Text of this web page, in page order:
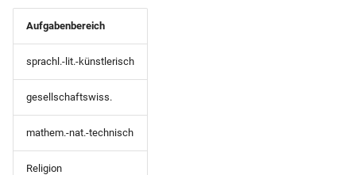
Aufgabenbereich
sprachl.-lit.-künstlerisch
gesellschaftswiss.
mathem.-nat.-technisch
Religion